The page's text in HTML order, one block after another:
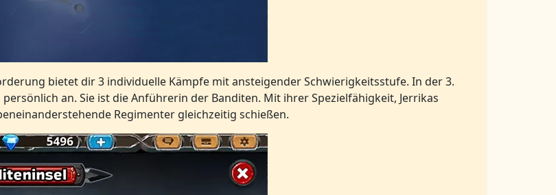
bietet dir 3 individuelle Kämpfe mit ansteigender Schwierigkeitsstufe. In der 3.
an. Sie ist die Anführerin der Banditen. Mit ihrer Spezielfähigkeit, Jerrikas
Regimenter gleichzeitig schießen.